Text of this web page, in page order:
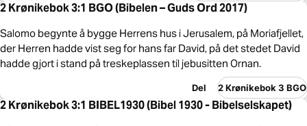
2 Krønikebok 3:1 BGO (Bibelen – Guds Ord 2017)
Salomo begynte å bygge Herrens hus i Jerusalem, på Moriafjellet,
der Herren hadde vist seg for hans far David, på det stedet David
hadde gjort i stand på treskeplassen til jebusitten Ornan.
Del 2 Krønikebok 3 BGO
2 Krønikebok 3:1 BIBEL1930 (Bibel 1930 - Bibelselskapet)